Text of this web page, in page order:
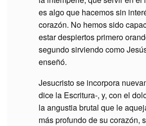
es algo que hacemos sin
corazón. No hemos sido
estar despiertos primero
segundo sirviendo como
enseñó.
Jesucristo se incorpora
dice la Escritura-, y, con el
la angustia brutal que le
más profundo de su corazón,